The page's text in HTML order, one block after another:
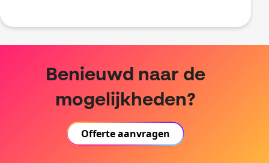
Benieuwd naar de
mogelijkheden?
Offerte aanvragen